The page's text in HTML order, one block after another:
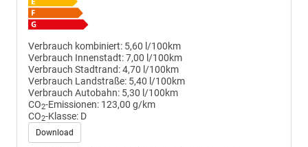
Verbrauch kombiniert: 5,60 l/100km
Verbrauch Innenstadt:7,00 l/100km
Verbrauch Stadtrand:4,70 l/100km
Verbrauch Landstraße: 5,40 l/100km
Verbrauch Autobahn: 5,30 l/100km
CO2-Emissionen: 123,00 g/km
CO2-Klasse: D
Download